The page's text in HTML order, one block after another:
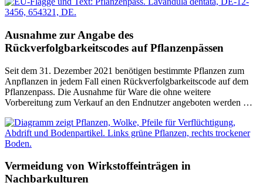
Ausnahme zur Angabe des
Rückverfolgbarkeitscodes auf Pflanzenpässen
Seit dem 31. Dezember 2021 benötigen bestimmte Pflanzen zum
Anpflanzen in jedem Fall einen Rückverfolgbarkeitscode auf dem
Pflanzenpass. Die Ausnahme für Ware die ohne weitere
Vorbereitung zum Verkauf an den Endnutzer angeboten werden …
Vermeidung von Wirkstoffeinträgen in
Nachbarkulturen